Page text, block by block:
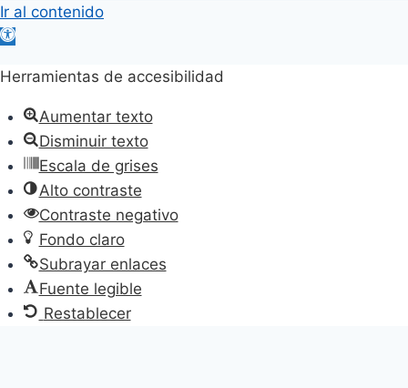
Ir al contenido
Abrir
de
herramientas
Herramientas de accesibilidad
Aumentar texto
Disminuir texto
Escala de grises
Alto contraste
Contraste negativo
Fondo claro
Subrayar enlaces
Fuente legible
Restablecer